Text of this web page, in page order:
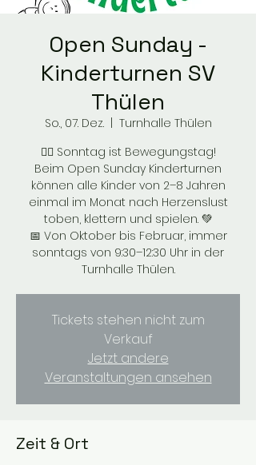
Open Sunday -
Kinderturnen SV
Thülen
So., 07. Dez.
  |
Turnhalle Thülen
🤸‍♀️ Sonntag ist Bewegungstag!
Beim Open Sunday Kinderturnen
können alle Kinder von 2–8 Jahren
einmal im Monat nach Herzenslust
toben, klettern und spielen. 💚
📅 Von Oktober bis Februar, immer
sonntags von 9:30–12:30 Uhr in der
Turnhalle Thülen.
Tickets stehen nicht zum
Verkauf
Jetzt andere
Veranstaltungen ansehen
Zeit & Ort